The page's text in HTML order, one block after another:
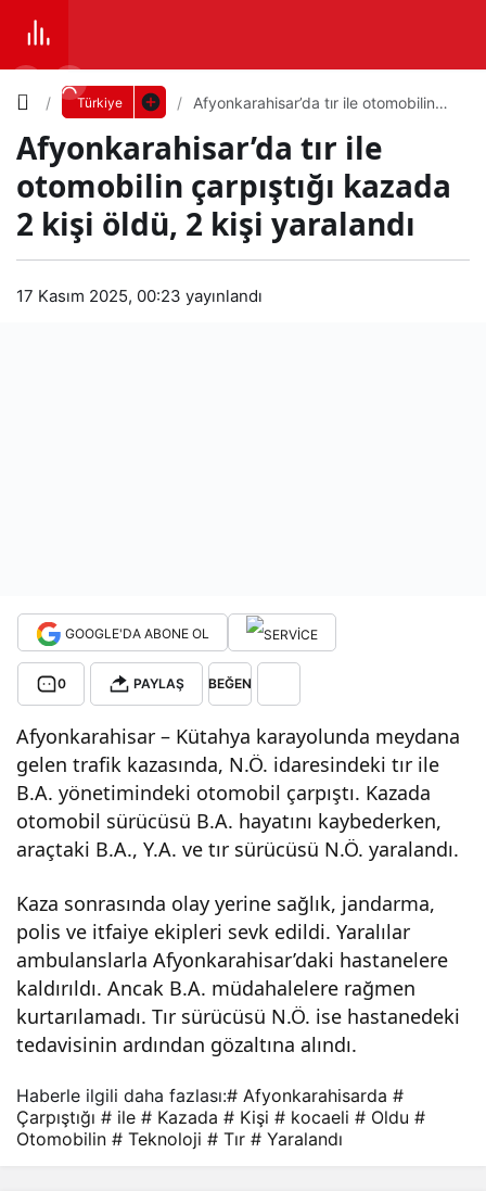
Türkiye
Afyonkarahisar’da tır ile otomobilin
yaralandı
Afyonkarahisar’da tır ile
otomobilin çarpıştığı kazada
2 kişi öldü, 2 kişi yaralandı
17 Kasım 2025, 00:23 yayınlandı
GOOGLE'DA ABONE OL
0 PAYLAŞ BEĞEN
Afyonkarahisar – Kütahya karayolunda meydana
gelen trafik kazasında, N.Ö. idaresindeki tır ile
B.A. yönetimindeki otomobil çarpıştı. Kazada
otomobil sürücüsü B.A. hayatını kaybederken,
araçtaki B.A., Y.A. ve tır sürücüsü N.Ö. yaralandı.
Kaza sonrasında olay yerine sağlık, jandarma,
polis ve itfaiye ekipleri sevk edildi. Yaralılar
ambulanslarla Afyonkarahisar’daki hastanelere
kaldırıldı. Ancak B.A. müdahalelere rağmen
kurtarılamadı. Tır sürücüsü N.Ö. ise hastanedeki
tedavisinin ardından gözaltına alındı.
Afy
oto
mob
ilin
çarp
ı
kaz
2
Yazı
Boyutunu
Ayarla
0 PAYLAŞ
Haberle ilgili daha fazlası:# Afyonkarahisarda #
Çarpıştığı # ile # Kazada # Kişi # kocaeli # Oldu #
Otomobilin # Teknoloji # Tır # Yaralandı